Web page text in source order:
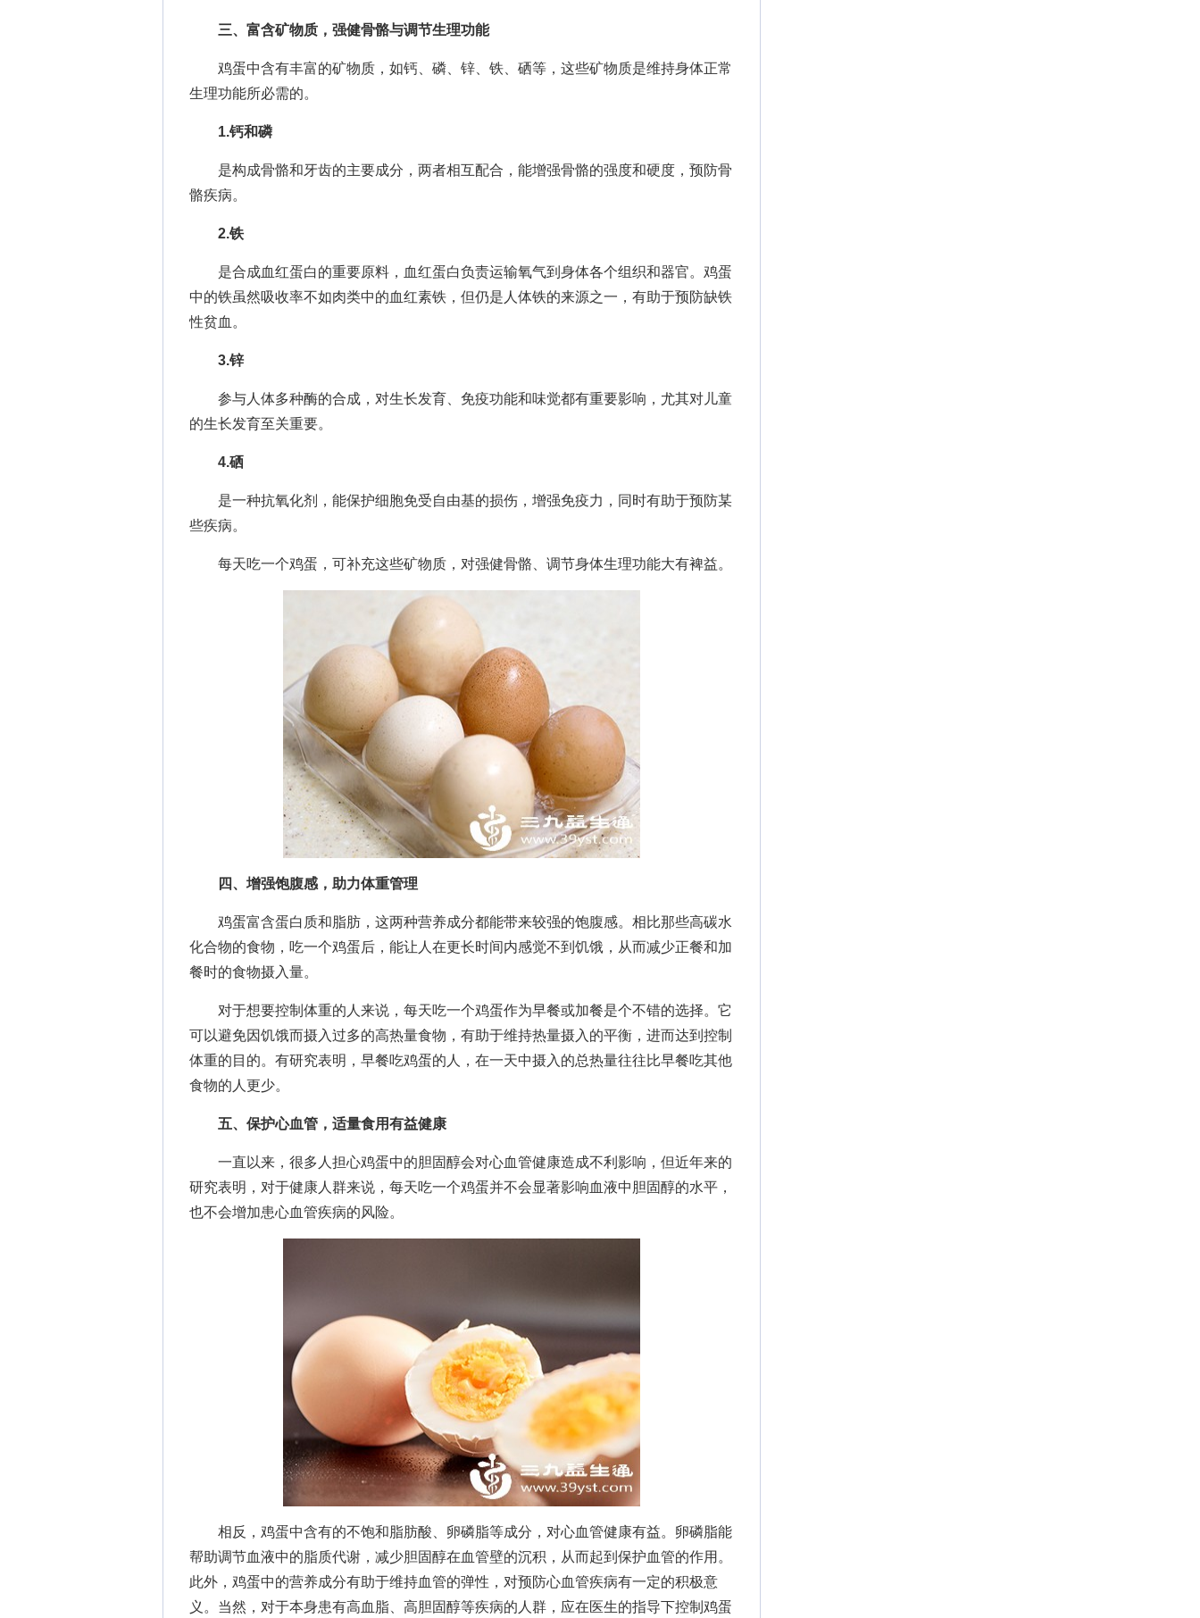
三、富含矿物质，强健骨骼与调节生理功能
鸡蛋中含有丰富的矿物质，如钙、磷、锌、铁、硒等，这些矿物质是维持身体正常
生理功能所必需的。
1.钙和磷
是构成骨骼和牙齿的主要成分，两者相互配合，能增强骨骼的强度和硬度，预防骨
骼疾病。
2.铁
是合成血红蛋白的重要原料，血红蛋白负责运输氧气到身体各个组织和器官。鸡蛋
中的铁虽然吸收率不如肉类中的血红素铁，但仍是人体铁的来源之一，有助于预防缺铁
性贫血。
3.锌
参与人体多种酶的合成，对生长发育、免疫功能和味觉都有重要影响，尤其对儿童
的生长发育至关重要。
4.硒
是一种抗氧化剂，能保护细胞免受自由基的损伤，增强免疫力，同时有助于预防某
些疾病。
每天吃一个鸡蛋，可补充这些矿物质，对强健骨骼、调节身体生理功能大有裨益。
四、增强饱腹感，助力体重管理
鸡蛋富含蛋白质和脂肪，这两种营养成分都能带来较强的饱腹感。相比那些高碳水
化合物的食物，吃一个鸡蛋后，能让人在更长时间内感觉不到饥饿，从而减少正餐和加
餐时的食物摄入量。
对于想要控制体重的人来说，每天吃一个鸡蛋作为早餐或加餐是个不错的选择。它
可以避免因饥饿而摄入过多的高热量食物，有助于维持热量摄入的平衡，进而达到控制
体重的目的。有研究表明，早餐吃鸡蛋的人，在一天中摄入的总热量往往比早餐吃其他
食物的人更少。
五、保护心血管，适量食用有益健康
一直以来，很多人担心鸡蛋中的胆固醇会对心血管健康造成不利影响，但近年来的
研究表明，对于健康人群来说，每天吃一个鸡蛋并不会显著影响血液中胆固醇的水平，
也不会增加患心血管疾病的风险。
相反，鸡蛋中含有的不饱和脂肪酸、卵磷脂等成分，对心血管健康有益。卵磷脂能
帮助调节血液中的脂质代谢，减少胆固醇在血管壁的沉积，从而起到保护血管的作用。
此外，鸡蛋中的营养成分有助于维持血管的弹性，对预防心血管疾病有一定的积极意
义。当然，对于本身患有高血脂、高胆固醇等疾病的人群，应在医生的指导下控制鸡蛋